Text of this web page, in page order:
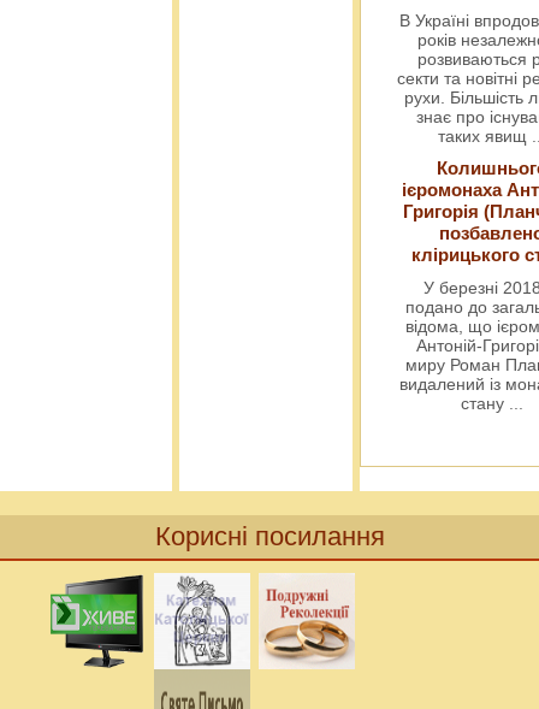
В Україні
років
розвиваються
секти та новітні
рухи. Більшість
знає про
таких явищ
ієромонаха
Григорія
клірицького
У березні
подано до
відома, що
Антоній-
миру Роман
видалений із
стану ...
Корисні посилання